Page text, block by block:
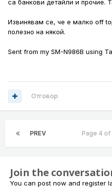
са банкови детайли и прочие.
Извинявам се, че е малко off
полезно на някой.
Sent from my SM-N986B using
Отговор
PREV Page 4 of
Join the
You can post now and register